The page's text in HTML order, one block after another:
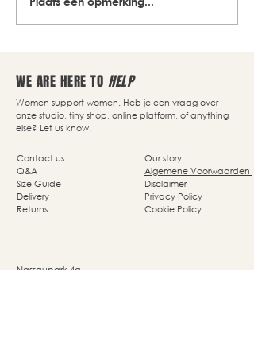
WE ARE HERE TO HELP
Women support women. Heb je een vraag over
onze studio, tiny shop, online platform, of anything
else? Let us know!
Our story
Algemene Voorwaarden
Disclaimer
Privacy Policy
Cookie Policy
Contact us
Q&A
Size Guide
Delivery
Returns
Nassaupark 4a